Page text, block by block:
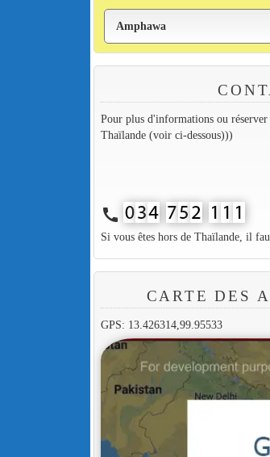
Pour plus d'informations ou
Thaïlande (voir ci-dessous)))
call
Si vous êtes hors de Thaïlande, il
CARTE DES
GPS: 13.426314,99.95533